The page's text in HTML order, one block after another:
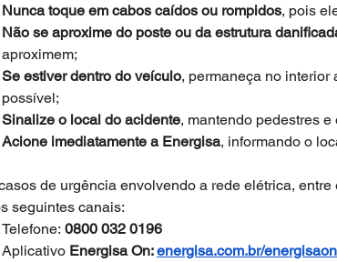
Nunca toque em cabos caídos ou rompidos, pois
Não se aproxime do poste ou da estrutura
aproximem;
Se estiver dentro do veículo, permaneça no interior
possível;
Sinalize o local do acidente, mantendo pedestres
Acione imediatamente a Energisa, informando o
de urgência envolvendo a rede elétrica,
seguintes canais:
Telefone: 0800 032 0196
Aplicativo Energisa On: energisa.com.br/energisaon